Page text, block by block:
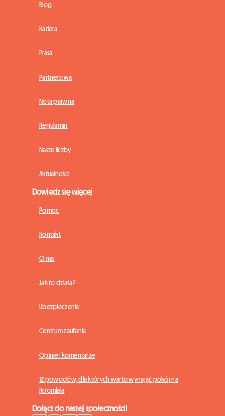
Blog
Kariera
Prasa
Partnerstwa
Nota prawna
Regulamin
Nasze liczby
Aktualności
Dowiedz się więcej
Pomoc
Kontakt
O nas
Jak to działa?
Ubezpieczenie
Centrum zaufania
Opinie i komentarze
12 powodów, dla których warto wynająć pokój na
Roomlala
Dołącz do naszej społeczności!